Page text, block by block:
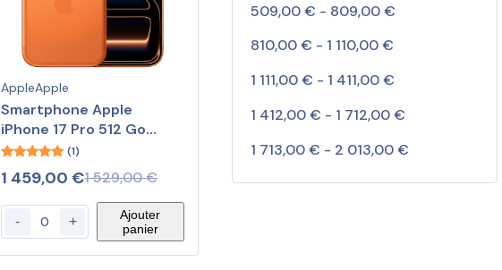
AppleApple
Smartphone Apple
iPhone 17 Pro 512 Go
Orange Cosmique
out of 5
(1)
1 529,00€
1 459,00€
- +
Ajouter
panier
509,00 € - 809,00 €
810,00 € - 1 110,00 €
1 111,00 € - 1 411,00 €
1 412,00 € - 1 712,00 €
1 713,00 € - 2 013,00 €